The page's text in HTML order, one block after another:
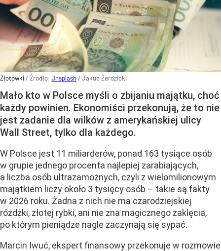
Złotówki/ Źródło: Unsplash / Jakub Żerdzicki
Mało kto w Polsce myśli o zbijaniu majątku, choć
każdy powinien. Ekonomiści przekonują, że to nie
jest zadanie dla wilków z amerykańskiej ulicy
Wall Street, tylko dla każdego.
W Polsce jest 11 miliarderów, ponad 163 tysiące osób
w grupie jednego procenta najlepiej zarabiających,
a liczba osób ultrazamożnych, czyli z wielomilionowym
majątkiem liczy około 3 tysięcy osób – takie są fakty
w 2026 roku. Żadna z nich nie ma czarodziejskiej
różdżki, złotej rybki, ani nie zna magicznego zaklęcia,
po którym pieniądze nagle zaczynają się sypać.
Marcin Iwuć, ekspert finansowy przekonuje w rozmowie